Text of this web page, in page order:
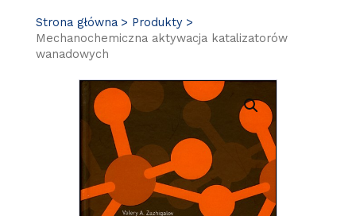
Strona główna
Produkty
Mechanochemiczna aktywacja katalizatorów
wanadowych